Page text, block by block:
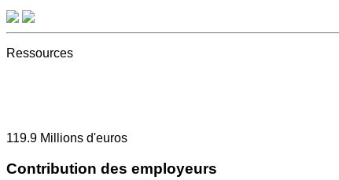
Ressources
119.9 Millions d'euros
Contribution des employeurs